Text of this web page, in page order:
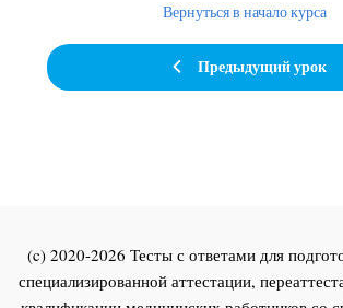
Предыдущий урок
Вернуться в начало курса
(c) 2020-2026 Тесты с ответами для
специализированной аттестации,